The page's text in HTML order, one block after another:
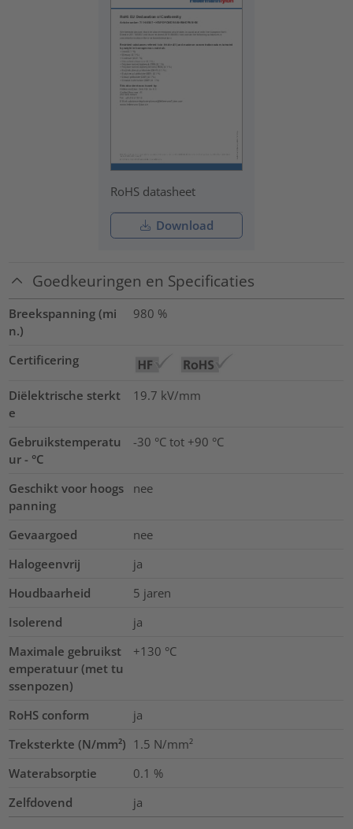
RoHS datasheet
Download
Goedkeuringen en Specificaties
Breekspanning (mi
n.)
980 %
Certificering
Diëlektrische sterkt
e
19.7 kV/mm
Gebruikstemperatu
ur - °C
-30 °C tot +90 °C
Geschikt voor hoogs
panning
nee
Gevaargoed
nee
Halogeenvrij
ja
Houdbaarheid
5 jaren
Isolerend
ja
Maximale gebruikst
emperatuur (met tu
ssenpozen)
+130 °C
RoHS conform
ja
Treksterkte (N/mm²) 1.5 N/mm²
Waterabsorptie
0.1 %
Zelfdovend
ja